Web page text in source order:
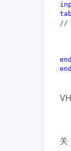
//
关